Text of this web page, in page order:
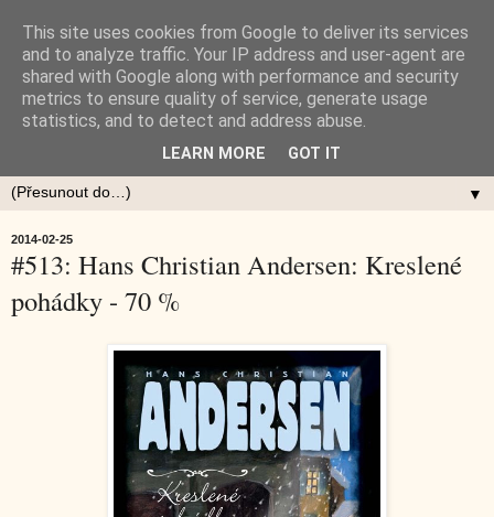
▼
2014-02-25
#513: Hans Christian Andersen: Kreslené
pohádky - 70 %
This site uses cookies from Google to deliver its services
and to analyze traffic. Your IP address and user-agent are
shared with Google along with performance and security
metrics to ensure quality of service, generate usage
statistics, and to detect and address abuse.
LEARN MORE GOT IT